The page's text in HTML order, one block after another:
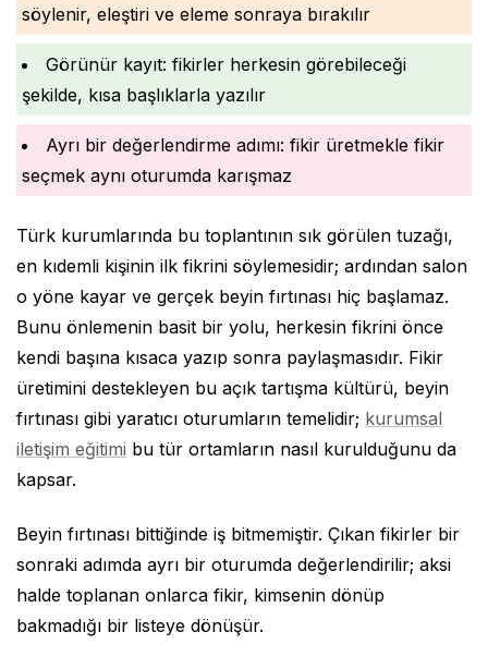
söylenir, eleştiri ve eleme sonraya bırakılır
Görünür kayıt: fikirler herkesin görebileceği
şekilde, kısa başlıklarla yazılır
Ayrı bir değerlendirme adımı: fikir üretmekle fikir
seçmek aynı oturumda karışmaz
Türk kurumlarında bu toplantının sık görülen tuzağı,
en kıdemli kişinin ilk fikrini söylemesidir; ardından salon
o yöne kayar ve gerçek beyin fırtınası hiç başlamaz.
Bunu önlemenin basit bir yolu, herkesin fikrini önce
kendi başına kısaca yazıp sonra paylaşmasıdır. Fikir
üretimini destekleyen bu açık tartışma kültürü, beyin
fırtınası gibi yaratıcı oturumların temelidir; kurumsal
iletişim eğitimi bu tür ortamların nasıl kurulduğunu da
kapsar.
Beyin fırtınası bittiğinde iş bitmemiştir. Çıkan fikirler bir
sonraki adımda ayrı bir oturumda değerlendirilir; aksi
halde toplanan onlarca fikir, kimsenin dönüp
bakmadığı bir listeye dönüşür.